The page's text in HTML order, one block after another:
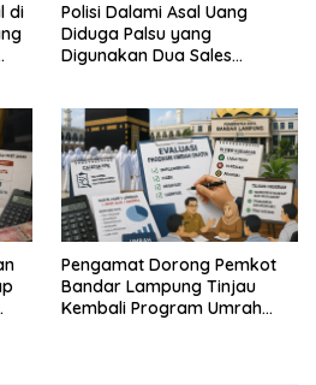
di
Polisi Dalami Asal Uang
Diduga Palsu yang
Digunakan Dua Sales
Pengamat Dorong Pemkot
Bandar Lampung Tinjau
Kembali Program Umrah